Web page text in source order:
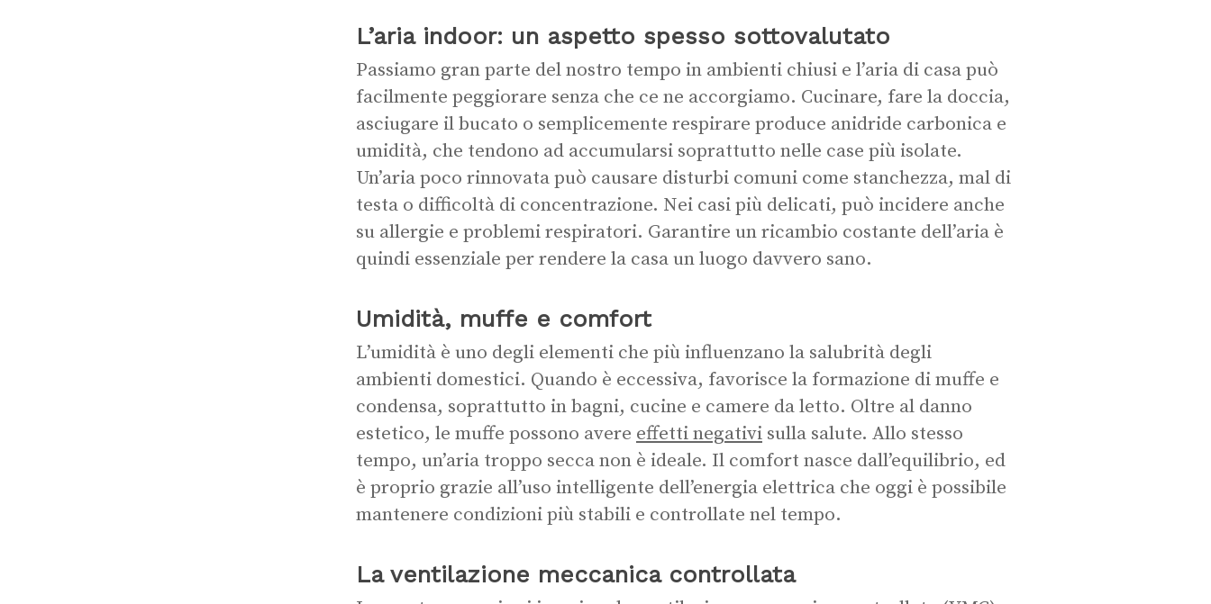
L’aria indoor: un aspetto spesso sottovalutato
Passiamo gran parte del nostro tempo in ambienti chiusi e l’aria di casa può
facilmente peggiorare senza che ce ne accorgiamo. Cucinare, fare la doccia,
asciugare il bucato o semplicemente respirare produce anidride carbonica e
umidità, che tendono ad accumularsi soprattutto nelle case più isolate.
Un’aria poco rinnovata può causare disturbi comuni come stanchezza, mal di
testa o difficoltà di concentrazione. Nei casi più delicati, può incidere anche
su allergie e problemi respiratori. Garantire un ricambio costante dell’aria è
quindi essenziale per rendere la casa un luogo davvero sano.
Umidità, muffe e comfort
L’umidità è uno degli elementi che più influenzano la salubrità degli
ambienti domestici. Quando è eccessiva, favorisce la formazione di muffe e
condensa, soprattutto in bagni, cucine e camere da letto. Oltre al danno
estetico, le muffe possono avere effetti negativi sulla salute. Allo stesso
tempo, un’aria troppo secca non è ideale. Il comfort nasce dall’equilibrio, ed
è proprio grazie all’uso intelligente dell’energia elettrica che oggi è possibile
mantenere condizioni più stabili e controllate nel tempo.
La ventilazione meccanica controllata